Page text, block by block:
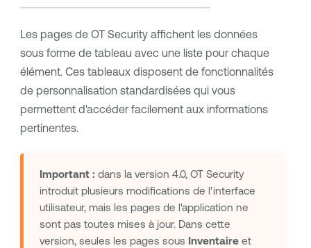
Les pages de OT Securityaffichent les données
sous forme de tableau avec une liste pour chaque
élément. Ces tableaux disposent de fonctionnalités
de personnalisation standardisées qui vous
permettent d'accéder facilement aux informations
pertinentes.
Important : dans la version 4.0, OT Security
introduit plusieurs modifications de l'interface
utilisateur, mais les pages de l'application ne
sont pas toutes mises à jour. Dans cette
version, seules les pages sous Inventaireet